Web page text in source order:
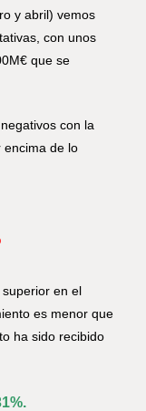
y abril) vemos
con unos
que se
con la
encima de lo
en el
es menor que
ha sido recibido